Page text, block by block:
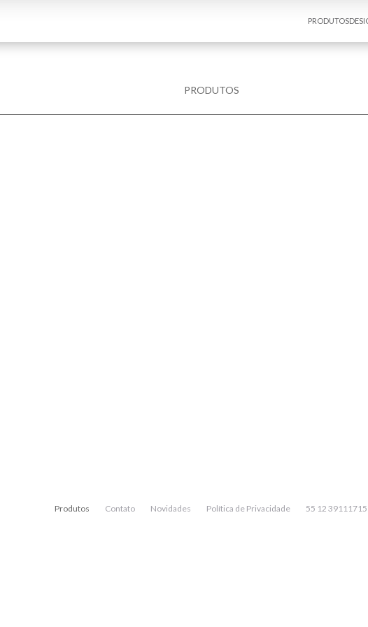
PRODUTOS
PRODUTOS
Produtos Contato Novidades Política de Privacidade 55 12 39111715